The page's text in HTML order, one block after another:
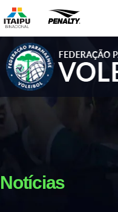
Notícias